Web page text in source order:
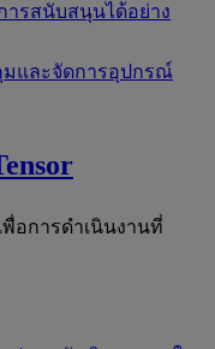
ารสนับสนุนได้อย่าง
และจัดการอุปกรณ์
อการดำเนินงานที่